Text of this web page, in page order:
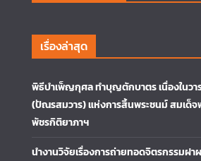
เรื่องล่าสุด
พิธีบำเพ็ญกุศล ทำบุญตักบาตร เนื่องในวา
(ปัณรสมวาร) แห่งการสิ้นพระชนม์ สมเด็จพ
พัชรกิติยาภาฯ
นำงานวิจัยเรื่องการถ่ายทอดจิตรกรรมฝ